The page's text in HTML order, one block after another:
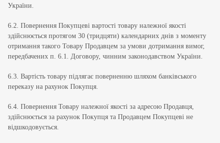
України.
6.2. Повернення Покупцеві вартості товару належної якості
здійснюється протягом 30 (тридцяти) календарних днів з моменту
отримання такого Товару Продавцем за умови дотримання вимог,
передбачених п. 6.1. Договору, чинним законодавством України.
6.3. Вартість товару підлягає поверненню шляхом банківського
переказу на рахунок Покупця.
6.4. Повернення Товару належної якості за адресою Продавця,
здійснюється за рахунок Покупця та Продавцем Покупцеві не
відшкодовується.